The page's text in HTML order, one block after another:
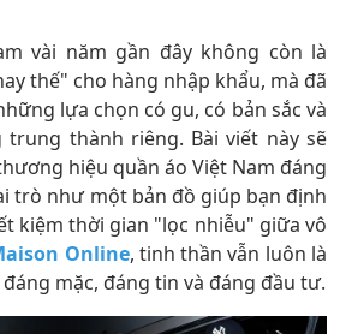
vài năm gần đây không còn là
thế" cho hàng nhập khẩu, mà đã
lựa chọn có gu, có bản sắc và
thành riêng. Bài viết này sẽ
hiệu quần áo Việt Nam đáng
trò như một bản đồ giúp bạn định
kiệm thời gian "lọc nhiễu" giữa vô
Online, tinh thần vẫn luôn là
mặc, đáng tin và đáng đầu tư.